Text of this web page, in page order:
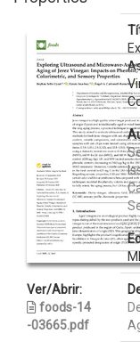
Ver/Abrir:
foods-14
-03665.pdf